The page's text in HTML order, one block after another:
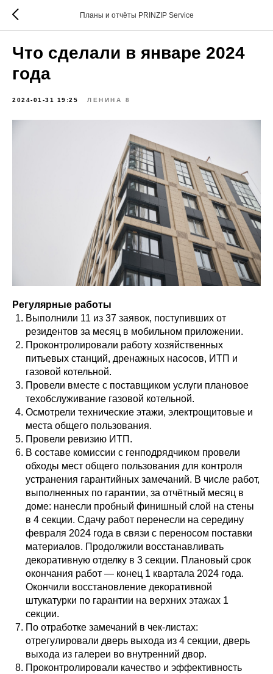
Планы и отчёты PRINZIP Service
Что сделали в январе 2024
года
2024-01-31 19:25 ЛЕНИНА 8
Регулярные работы
Выполнили 11 из 37 заявок, поступивших от
резидентов за месяц в мобильном приложении.
Проконтролировали работу хозяйственных
питьевых станций, дренажных насосов, ИТП и
газовой котельной.
Провели вместе с поставщиком услуги плановое
техобслуживание газовой котельной.
Осмотрели технические этажи, электрощитовые и
места общего пользования.
Провели ревизию ИТП.
В составе комиссии с генподрядчиком провели
обходы мест общего пользования для контроля
устранения гарантийных замечаний. В числе работ,
выполненных по гарантии, за отчётный месяц в
доме: нанесли пробный финишный слой на стены
в 4 секции. Сдачу работ перенесли на середину
февраля 2024 года в связи с переносом поставки
материалов. Продолжили восстанавливать
декоративную отделку в 3 секции. Плановый срок
окончания работ — конец 1 квартала 2024 года.
Окончили восстановление декоративной
штукатурки по гарантии на верхних этажах 1
секции.
По отработке замечаний в чек-листах:
отрегулировали дверь выхода из 4 секции, дверь
выхода из галереи во внутренний двор.
Проконтролировали качество и эффективность